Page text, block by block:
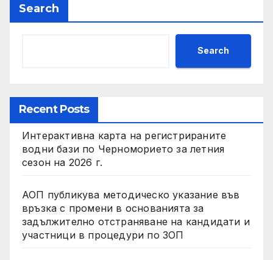
Search
Search
Recent Posts
Интерактивна карта на регистрираните
водни бази по Черноморието за летния
сезон на 2026 г.
АОП публикува методическо указание във
връзка с промени в основанията за
задължително отстраняване на кандидати и
участници в процедури по ЗОП